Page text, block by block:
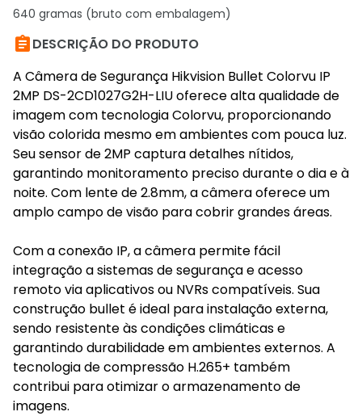
640 gramas (bruto com embalagem)
DESCRIÇÃO DO PRODUTO
A Câmera de Segurança Hikvision Bullet Colorvu IP
2MP DS-2CD1027G2H-LIU oferece alta qualidade de
imagem com tecnologia Colorvu, proporcionando
visão colorida mesmo em ambientes com pouca luz.
Seu sensor de 2MP captura detalhes nítidos,
garantindo monitoramento preciso durante o dia e à
noite. Com lente de 2.8mm, a câmera oferece um
amplo campo de visão para cobrir grandes áreas.
Com a conexão IP, a câmera permite fácil
integração a sistemas de segurança e acesso
remoto via aplicativos ou NVRs compatíveis. Sua
construção bullet é ideal para instalação externa,
sendo resistente às condições climáticas e
garantindo durabilidade em ambientes externos. A
tecnologia de compressão H.265+ também
contribui para otimizar o armazenamento de
imagens.